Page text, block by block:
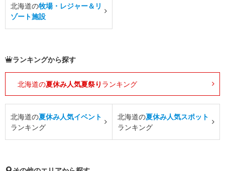
北海道の牧場・レジャー＆リ
ゾート施設
ランキングから探す
北海道の夏休み人気夏祭り ランキング
北海道の夏休み人気イベント
ランキング
北海道の夏休み人気スポット
ランキング